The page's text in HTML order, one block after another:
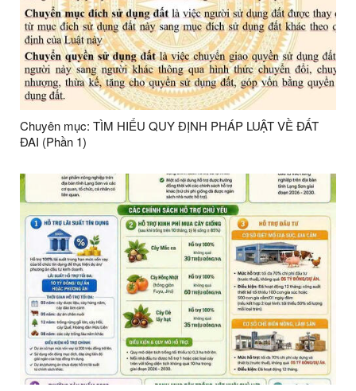
Chuyên mục: TÌM HIỂU QUY ĐỊNH PHÁP LUẬT VỀ ĐẤT
ĐAI (Phần 1)